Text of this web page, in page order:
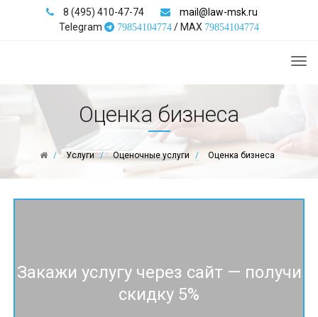
8 (495) 410-47-74
mail@law-msk.ru
Telegram
79854104774 / MAX 79854104774
Оценка бизнеса
Услуги Оценочные услуги Оценка бизнеса
Закажи услугу через сайт — получи
скидку 5%